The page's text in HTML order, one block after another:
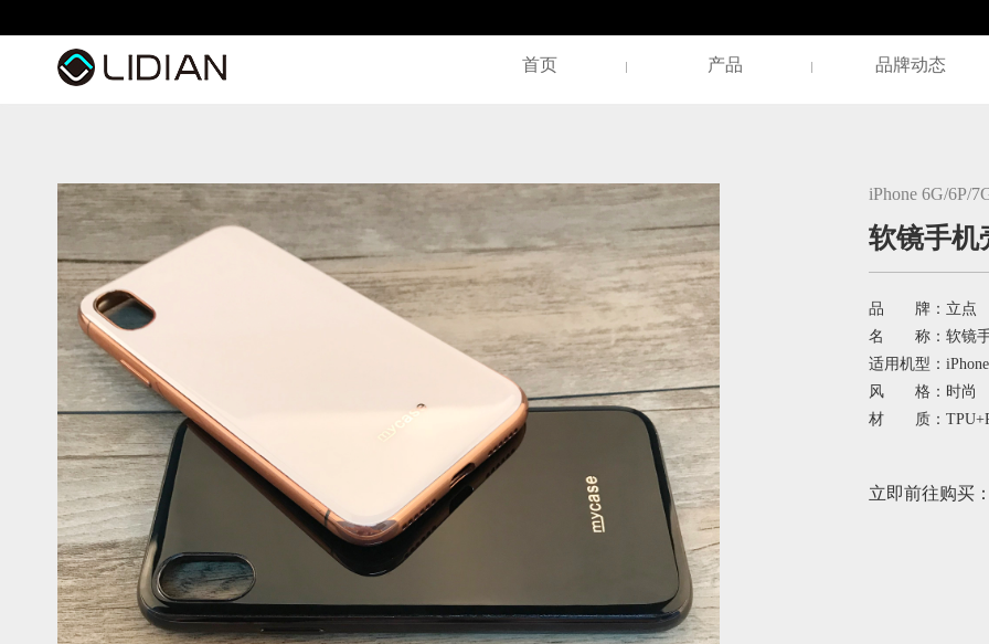
首页 产品 品牌动态
iPhone 6G/6P/
软镜手机
品 牌：立点
名 称：软镜
适用机型：
风 格：时尚
材 质：
立即前往购买：